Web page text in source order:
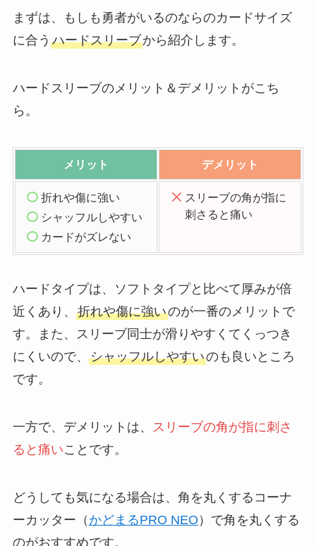
まずは、もしも勇者がいるのならのカードサイズ
に合う ハードスリーブから紹介します。
ハードスリーブのメリット＆デメリットがこち
ら。
メリット デメリット
折れや傷に強い
シャッフルしやすい
カードがズレない
スリーブの角が指に
刺さると痛い
ハードタイプは、ソフトタイプと比べて厚みが倍
近くあり、 折れや傷に強いのが一番のメリットで
す。また、スリーブ同士が滑りやすくてくっつき
にくいので、 シャッフルしやすいのも良いところ
です。
一方で、デメリットは、
スリーブの角が指に刺さ
ると痛いことです。
どうしても気になる場合は、角を丸くするコーナ
ーカッター（かどまるPRO NEO ）で角を丸くする
のがおすすめです。